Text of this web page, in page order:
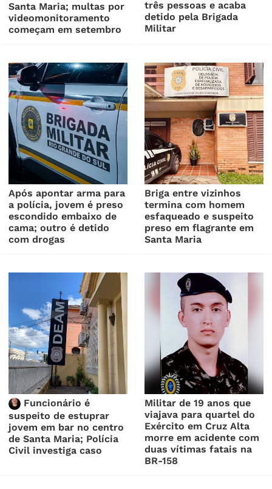
Santa Maria; multas por
videomonitoramento
começam em setembro
três pessoas e acaba
detido pela Brigada
Militar
Após apontar arma para
a polícia, jovem é preso
escondido embaixo de
cama; outro é detido
com drogas
Briga entre vizinhos
termina com homem
esfaqueado e suspeito
preso em flagrante em
Santa Maria
Funcionário é
suspeito de estuprar
jovem em bar no centro
de Santa Maria; Polícia
Civil investiga caso
Militar de 19 anos que
viajava para quartel do
Exército em Cruz Alta
morre em acidente com
duas vítimas fatais na
BR-158